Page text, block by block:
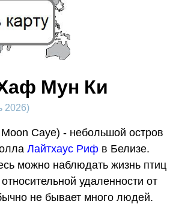
Мун Ки
2026)
Caye) - небольшой остров
Лайтхаус Риф в Белизе.
можно наблюдать жизнь птиц
удаленности от
не бывает много людей.